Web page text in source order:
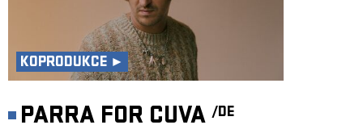
KOPRODUKCE ►
PARRA FOR CUVA /DE